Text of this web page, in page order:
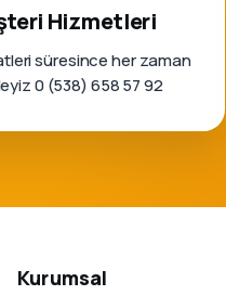
Hizmetleri
süresince her zaman
0 (538) 658 57 92
Kurumsal